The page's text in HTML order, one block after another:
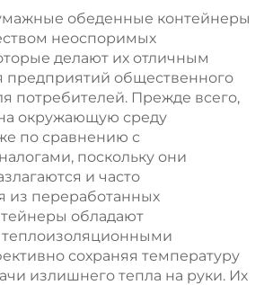
новогодней/
рождественской еды
в пластиковую
упаковку
обеденные контейнеры
неоспоримых
делают их отличным
предприятий общественного
потребителей. Прежде всего,
окружающую среду
по сравнению с
поскольку они
и часто
из переработанных
обладают
сохраняя температуру
излишнего тепла на руки. Их